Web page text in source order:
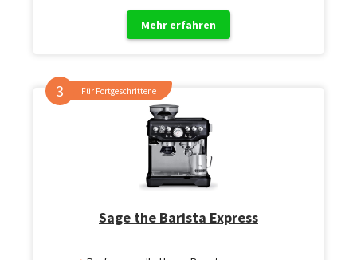
Mehr erfahren
Für Fortgeschrittene
Sage the Barista Express